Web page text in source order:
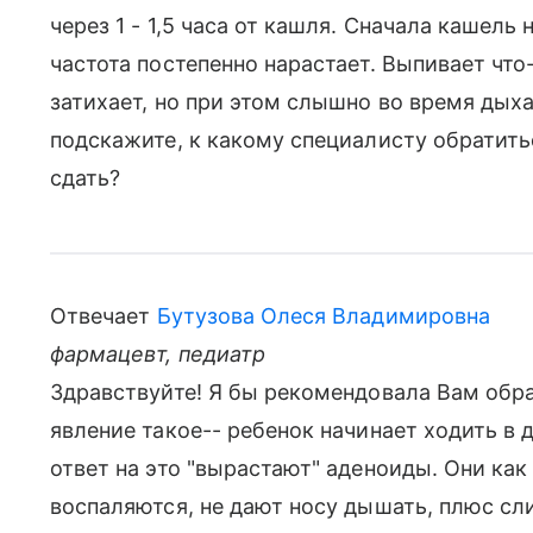
через 1 - 1,5 часа от кашля. Сначала
частота постепенно нарастает. Выпивает
затихает, но при этом слышно во время
подскажите, к какому специалисту
сдать?
Отвечает Бутузова Олеся Владимировна
фармацевт, педиатр
Здравствуйте! Я бы рекомендовала Вам
явление такое-- ребенок начинает ходить в
ответ на это "вырастают" аденоиды. Они
воспаляются, не дают носу дышать, плюс